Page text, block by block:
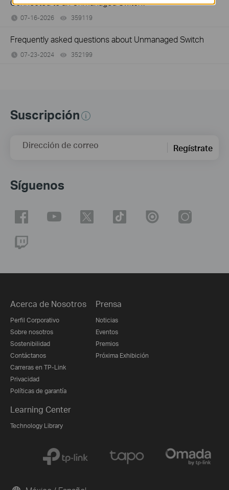
Connected to an Unmanaged Switch?
07-16-2026 359119
Frequently asked questions about Unmanaged Switch
07-23-2024 352199
Suscripción
Dirección de correo Regístrate
Síguenos
Acerca de Nosotros
Perfil Corporativo
Sobre nosotros
Sostenibilidad
Contáctanos
Carreras en TP-Link
Privacidad
Políticas de garantía
Prensa
Noticias
Eventos
Premios
Próxima Exhibición
Learning Center
Technology Library